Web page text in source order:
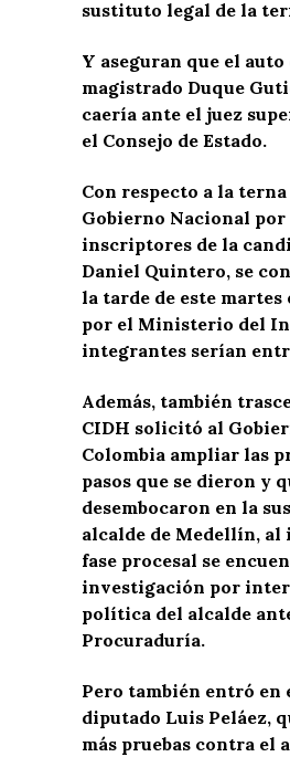
sustituto legal de la
Y aseguran que el auto
magistrado Duque
caería ante el juez
el Consejo de Estado.
Con respecto a la
Gobierno Nacional por
inscriptores de la
Daniel Quintero, se
la tarde de este martes
por el Ministerio del
integrantes serían
Además, también
CIDH solicitó al
Colombia ampliar las
pasos que se dieron y
desembocaron en la
alcalde de Medellín, al
fase procesal se
investigación por
política del alcalde
Procuraduría.
Pero también entró en
diputado Luis Peláez,
más pruebas contra el